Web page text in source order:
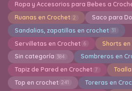
Ropa y Accesorios para Bebes a
Ruanas en Crochet 2 Saco para
Sandalias, zapatillas en crochet 31
Servilletas en Crochet 6 Shorts
Sin categoría 384 Sombreros en
Tapiz de Pared en Crochet 7
Top en crochet 241 Toreras en